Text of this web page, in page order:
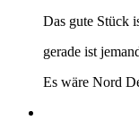
Das gute Stück
gerade ist
Es wäre Nord